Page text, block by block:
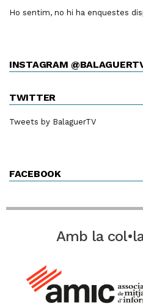
Ho sentim, no hi ha enquestes
INSTAGRAM
TWITTER
Tweets by BalaguerTV
FACEBOOK
Amb la